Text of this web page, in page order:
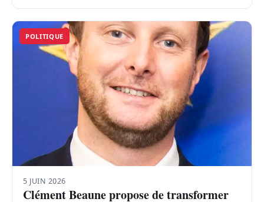
POLITIQUE
5 JUIN 2026
Clément Beaune propose de transformer